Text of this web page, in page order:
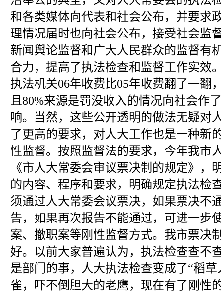
和各类媒体向代表和社会公布，并要求
理情况届时也向社会公布，接受社会监
新闻舆论监督和广大人民群众的监督有
合力，提高了执法检查和监督工作实效
执法机关06年收费比05年收费翻了一翻
且80%来源是罚没收入的情况向社会作
响。当然，这些公开透明的做法无疑对
了更高的要求，对人大工作也是一种新
性监督。按照监督法的要求，今年我市
《市人大常委会审议票决制的规定》，
的内容、程序和要求，明确规定执法检
须通过人大常委会议票决，如果票决不
告，如果再次报告不能通过，可进一步
案、撤职案等刚性监督方式。我市票决
好。以前大家普遍认为，执法检查查不
是部门的事，人大执法检查变成了“稻
雀，吓不倒胆大的老鹰，现在有了刚性